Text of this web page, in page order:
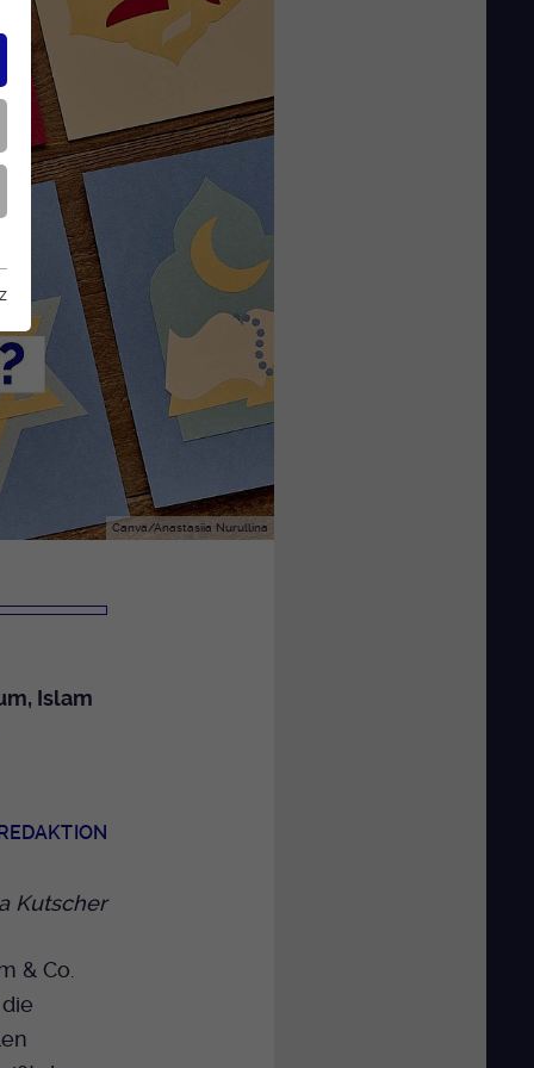
Canva/Anastasiia Nurullina
Islam
Kutscher
& Co.